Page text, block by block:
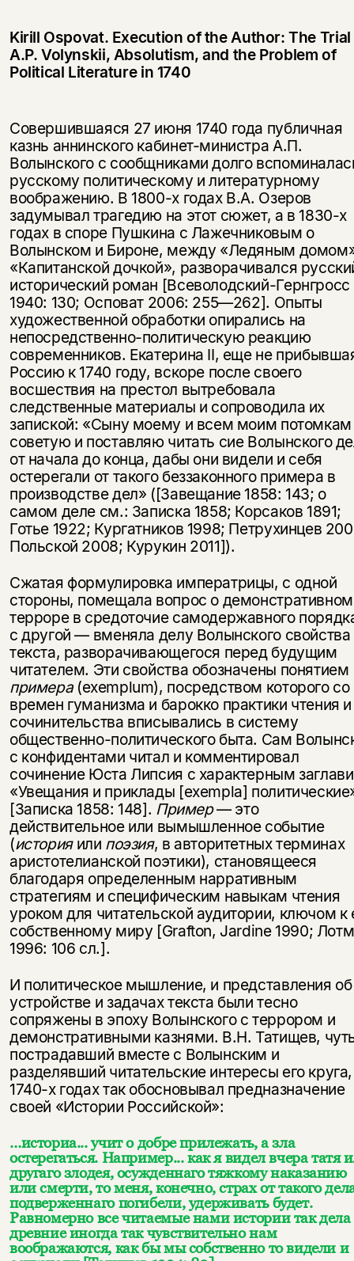
Kirill Ospovat. Execution of the Author: The
A.P. Volynskii, Absolutism, and the Problem of
Political Literature in 1740
Совершившаяся 27 июня 1740 года публичная
казнь аннинского кабинет-министра А.П.
Волынского с сообщниками долго
русскому политическому и литературному
воображению. В 1800-х годах В.А. Озеров
задумывал трагедию на этот сюжет, а в 1830-х
годах в споре Пушкина с Лажечниковым о
Волынском и Бироне, между «Ледяным
«Капитанской дочкой», разворачивался
исторический роман [Всеволодский-Гернгросс
1940: 130; Осповат 2006: 255—262]. Опыты
художественной обработки опирались на
непосредственно-политическую реакцию
современников. Екатерина II, еще не
Россию к 1740 году, вскоре после своего
восшествия на престол вытребовала
следственные материалы и сопроводила их
запиской: «Сыну моему и всем моим потомкам
советую и поставляю читать сие Волынского
от начала до конца, дабы они видели и себя
остерегали от такого беззаконного примера в
производстве дел» ([Завещание 1858: 143; о
самом деле см.: Записка 1858; Корсаков 1891;
Готье 1922; Кургатников 1998; Петрухинцев
Польской 2008; Курукин 2011]).
Сжатая формулировка императрицы, с одной
стороны, помещала вопрос о демонстративном
терроре в средоточие самодержавного
с другой — вменяла делу Волынского свойства
текста, разворачивающегоcя перед будущим
читателем. Эти свойства обозначены понятием
примера(exemplum), посредством которого со
времен гуманизма и барокко практики чтения и
сочинительства вписывались в систему
общественно-политического быта. Сам
с конфидентами читал и комментировал
сочинение Юста Липсия с характерным
«Увещания и приклады [exempla]
[Записка 1858: 148]. Пример— это
действительное или вымышленное событие
(историяили поэзия, в авторитетных терминах
аристотелианской поэтики), становящееся
благодаря определенным нарративным
стратегиям и специфическим навыкам чтения
уроком для читательской аудитории, ключом к
собственному миру [Grafton, Jardine 1990;
1996: 106 сл.].
И политическое мышление, и представления об
устройстве и задачах текста были тесно
сопряжены в эпоху Волынского с террором и
демонстративными казнями. В.Н. Татищев,
пострадавший вместе с Волынским и
разделявший читательские интересы его
1740-х годах так обосновывал предназначение
своей «Истории Российской»:
…историа... учит о добре прилежать, а зла
остерегаться. Например... как я видел вчера татя
другаго злодея, осужденнаго тяжкому наказанию
или смерти, то меня, конечно, страх от такого
подверженнаго погибели, удерживать будет.
Равномерно все читаемые нами истории так дела
древние иногда так чувствительно нам
воображаются, как бы мы собственно то видели и